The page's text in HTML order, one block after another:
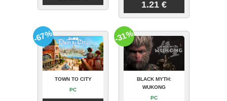
1.21 €
TOWN TO CITY
PC
-67%
BLACK MYTH:
WUKONG
PC
-31%